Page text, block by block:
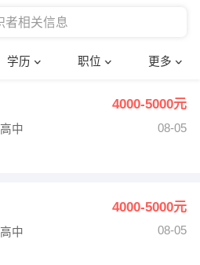
学历 职位 更多
护士
确定
4000-5000元
高中
08-05
4000-5000元
高中
08-05